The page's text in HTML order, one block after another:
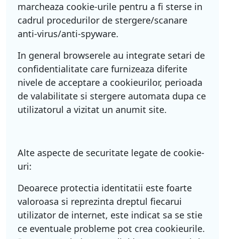
marcheaza cookie-urile pentru a fi sterse in
cadrul procedurilor de stergere/scanare
anti-virus/anti-spyware.
In general browserele au integrate setari de
confidentialitate care furnizeaza diferite
nivele de acceptare a cookieurilor, perioada
de valabilitate si stergere automata dupa ce
utilizatorul a vizitat un anumit site.
Alte aspecte de securitate legate de cookie-
uri:
Deoarece protectia identitatii este foarte
valoroasa si reprezinta dreptul fiecarui
utilizator de internet, este indicat sa se stie
ce eventuale probleme pot crea cookieurile.